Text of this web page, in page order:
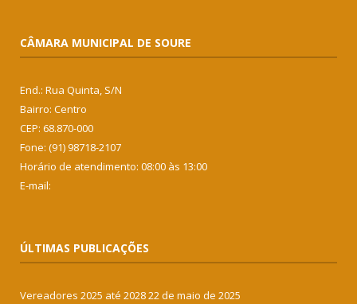
CÂMARA MUNICIPAL DE SOURE
End.: Rua Quinta, S/N
Bairro: Centro
CEP: 68.870-000
Fone: (91) 98718-2107
Horário de atendimento: 08:00 às 13:00
E-mail:
ÚLTIMAS PUBLICAÇÕES
Vereadores 2025 até 202822 de maio de 2025